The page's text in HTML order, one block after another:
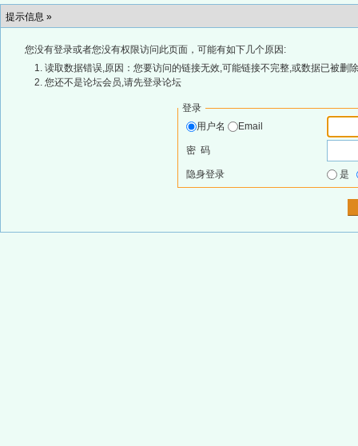
提示信息 »
您没有登录或者您没有权限访问此页面，可能有如下几个原因:
读取数据错误,原因：您要访问的链接无效,可能链接不完整,或数据已被删
您还不是论坛会员,请先登录论坛
登录
用户名
Email
密 码
隐身登录 是